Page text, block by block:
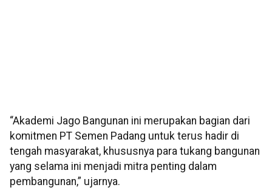
“Akademi Jago Bangunan ini merupakan bagian dari
komitmen PT Semen Padang untuk terus hadir di
tengah masyarakat, khususnya para tukang bangunan
yang selama ini menjadi mitra penting dalam
pembangunan,” ujarnya.